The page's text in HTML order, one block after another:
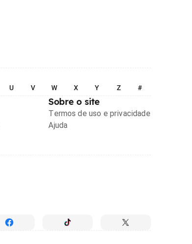
U V W X Y Z #
Sobre o site
Termos de uso e privacidade
Ajuda